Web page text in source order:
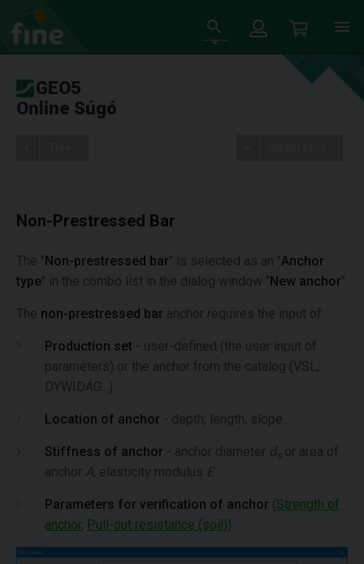
GEO5
Online Súgó
Non-Prestressed Bar
The "Non-prestressed bar" is selected as an "Anchor
type" in the combo list in the dialog window "New anchor".
The non-prestressed bar anchor requires the input of:
Production set - user-defined (the user input of
parameters) or the anchor from the catalog (VSL,
DYWIDAG...)
Location of anchor - depth, length, slope...
Stiffness of anchor - anchor diameter ds or area of
anchor A, elasticity modulus E
Parameters for verification of anchor ( Strength of
anchor, Pull-out resistance (soil))